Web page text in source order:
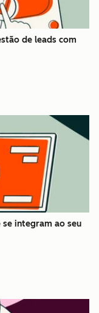
de leads com
integram ao seu